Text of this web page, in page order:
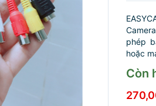
phép
hoặc
Còn